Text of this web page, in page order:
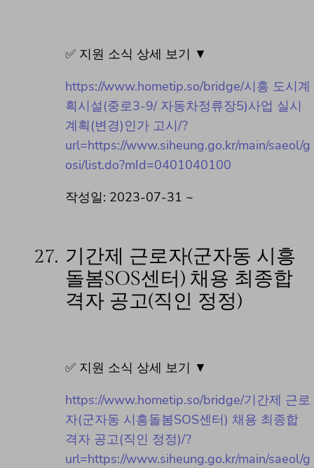
✅ 지원 소식 상세 보기 ▼
https://www.hometip.so/bridge/시흥 도시계
획시설(중로3-9/ 자동차정류장5)사업 실시
계획(변경)인가 고시/?
url=https://www.siheung.go.kr/main/saeol/g
osi/list.do?mId=0401040100
작성일: 2023-07-31 ~
27. 기간제 근로자(군자동 시흥
돌봄SOS센터) 채용 최종합
격자 공고(직인 정정)
✅ 지원 소식 상세 보기 ▼
https://www.hometip.so/bridge/기간제 근로
자(군자동 시흥돌봄SOS센터) 채용 최종합
격자 공고(직인 정정)/?
url=https://www.siheung.go.kr/main/saeol/g